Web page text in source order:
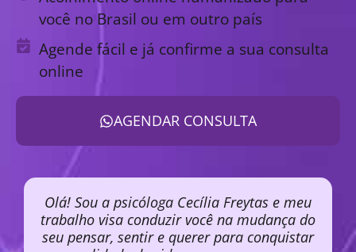
você no Brasil ou em outro país
Agende fácil e já confirme a sua consulta
online
AGENDAR CONSULTA
Olá! Sou a psicóloga Cecília Freytas e meu
trabalho visa conduzir você na mudança do
seu pensar, sentir e querer para conquistar